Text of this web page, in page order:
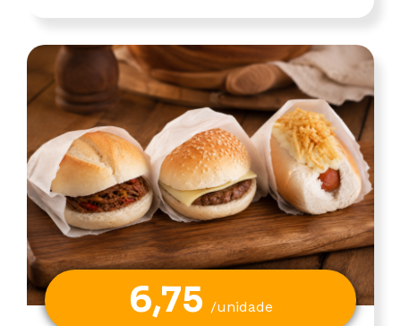
6,75 /unidade